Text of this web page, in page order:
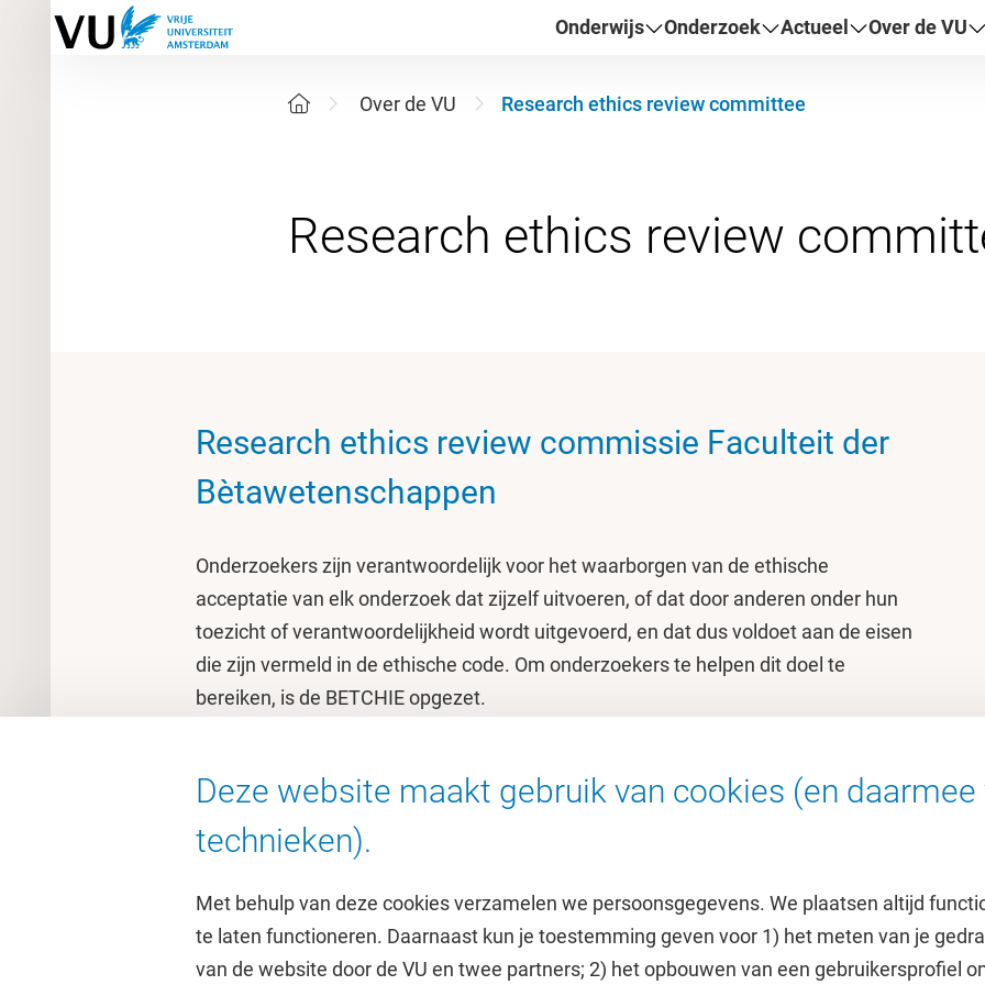
Onderwijs Onderzoek Actueel Over de VU
Over de VU Research ethics review committee
Research ethics review commissie Faculteit der
Bètawetenschappen
Onderzoekers zijn verantwoordelijk voor het waarborgen van de ethische
acceptatie van elk onderzoek dat zijzelf uitvoeren, of dat door anderen onder hun
toezicht of verantwoordelijkheid wordt uitgevoerd, en dat dus voldoet aan de eisen
die zijn vermeld in de ethische code. Om onderzoekers te helpen dit doel te
bereiken, is de BETCHIE opgezet.
tools en procedures beschikbaar zijn voor onderzoekers om hun onderzoek te
controleren op ethische en integriteitsvragen.
Deze website maakt gebruik van cookies (en
technieken).
Met behulp van deze cookies verzamelen we persoonsgegevens. We plaatsen altijd
te laten functioneren. Daarnaast kun je toestemming geven voor 1) het meten van je
van de website door de VU en twee partners; 2) het opbouwen van een gebruikersprofiel